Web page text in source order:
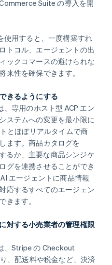
Suite の導入を開
用すると、一度構築すれ
トコル、エージェントの出
ックコマースの避けられな
来性を確保できます。
きるようにする
専用のホスト型 ACP エン
ステムへの変更を最小限に
とほぼリアルタイムで商
ます。商品カタログを
るか、主要な商品シンジケ
グを連携させることができ
エージェントに商品情報
応するすべてのエージェン
きます。
対する小売業者の管理権限
、Stripe の Checkout
、配送料や税金など、決済